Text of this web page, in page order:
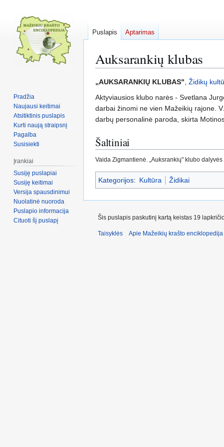
Auksarankių klubas
Pereiti
navigaciją
Jump
search
„AUKSARANKIŲ KLUBAS", Židikų
Aktyviausios klubo narės - Svetlana
darbai žinomi ne vien Mažeikių rajone.
darbų personalinė paroda, skirta
Šaltiniai
Vaida Zigmantienė. „Auksrankių" klubo
Kategorijos: Kultūra Židikai
Puslapis Aptarimas
Pradžia
Naujausi keitimai
Atsitiktinis puslapis
Kurti naują straipsnį
Pagalba
Susisiekti
Įrankiai
Susiję puslapiai
Susiję keitimai
Versija spausdinimui
Nuolatinė nuoroda
Puslapio informacija
Cituoti šį puslapį
Šis puslapis paskutinį kartą keistas 19
Taisyklės Apie Mažeikių krašto enciklopedija